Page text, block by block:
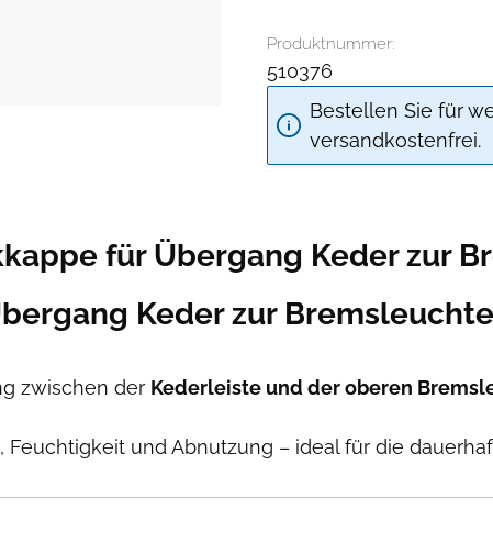
Produktnummer:
510376
Bestellen Sie für
versandkostenfrei.
für Übergang Keder zur
Keder zur
zwischen der Kederleiste und der oberen
und Abnutzung – ideal für die